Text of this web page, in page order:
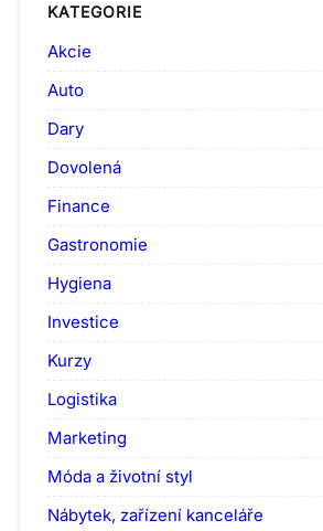
KATEGORIE
Akcie
Auto
Dary
Dovolená
Finance
Gastronomie
Hygiena
Investice
Kurzy
Logistika
Marketing
Móda a životní styl
Nábytek, zařízení kanceláře